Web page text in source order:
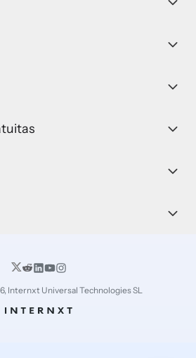
Internxt Universal Technologies SL